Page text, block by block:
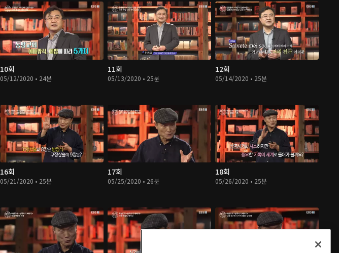
10회
05/12/2020 • 24분
11회
05/13/2020 • 25분
12회
05/14/2020 • 25분
16회
05/21/2020 • 25분
17회
05/25/2020 • 26분
18회
05/26/2020 • 25분